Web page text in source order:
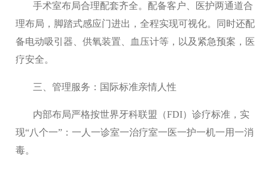
手术室布局合理配套齐全。配备客户、医护两通道合
理布局，脚踏式感应门进出，全程实现可视化。同时还配
备电动吸引器、供氧装置、血压计等，以及紧急预案，医
疗安全。
三、管理服务：国际标准亲情人性
内部布局严格按世界牙科联盟（FDI）诊疗标准，实
现“八个一”：一人一诊室一治疗室一医一护一机一用一消
毒。